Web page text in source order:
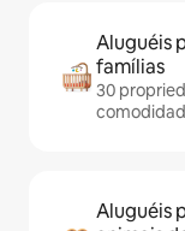
Aluguéis
famílias
30
Aluguéis